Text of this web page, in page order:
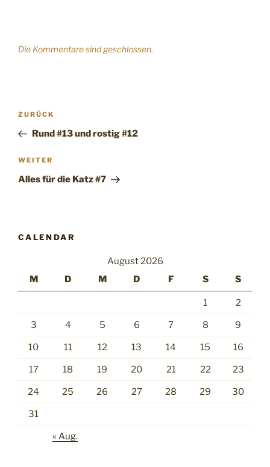
Die Kommentare sind geschlossen.
Beitragsnavigation
Vorheriger
Beitrag
ZURÜCK
Rund #13 und rostig #12
Nächster
Beitrag
WEITER
Alles für die Katz #7
CALENDAR
August 2026
M
D M D F S S
1 2
3 4 5 6 7 8 9
10 11 12 13 14 15 16
17 18 19 20 21 22 23
24 25 26 27 28 29 30
31
« Aug.